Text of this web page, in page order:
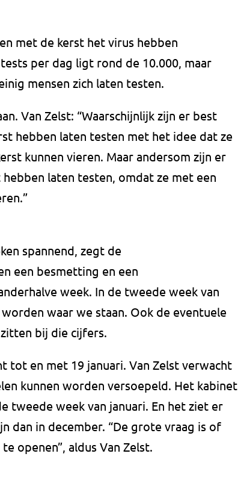
met de kerst het virus hebben
per dag ligt rond de 10.000, maar
mensen zich laten testen.
Van Zelst: “Waarschijnlijk zijn er best
hebben laten testen met het idee dat ze
kunnen vieren. Maar andersom zijn er
laten testen, omdat ze met een
spannend, zegt de
een besmetting en een
week. In de tweede week van
waar we staan. Ook de eventuele
bij die cijfers.
tot en met 19 januari. Van Zelst verwacht
kunnen worden versoepeld. Het kabinet
tweede week van januari. En het ziet er
dan in december. “De grote vraag is of
openen”, aldus Van Zelst.